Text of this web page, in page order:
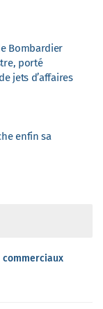
Bombardier
porté
jets d’affaires
enfin sa